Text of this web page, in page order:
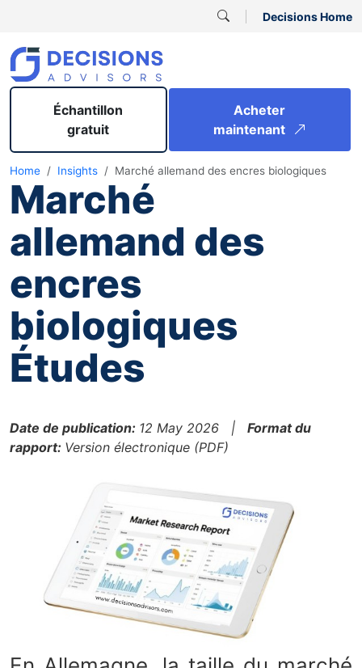
Decisions Home
Échantillon
gratuit
Acheter
maintenant
Home Insights Marché allemand des encres biologiques
Marché
allemand des
encres
biologiques
Études
Date de publication: 12 May 2026 | Format du
rapport: Version électronique (PDF)